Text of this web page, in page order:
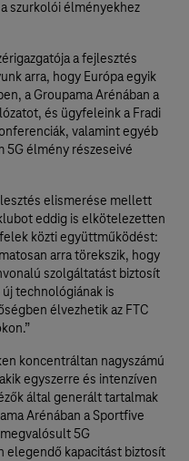
szurkolói élményekhez
a fejlesztés
arra, hogy Európa egyik
a Groupama Arénában a
és ügyfeleink a Fradi
valamint egyéb
5G élmény részeseivé
elismerése mellett
eddig is elkötelezetten
közti együttműködést:
arra törekszik, hogy
szolgáltatást biztosít
technológiának is
élvezhetik az FTC
koncentráltan nagyszámú
egyszerre és intenzíven
által generált tartalmak
Arénában a Sportfive
5G
elegendő kapacitást biztosít